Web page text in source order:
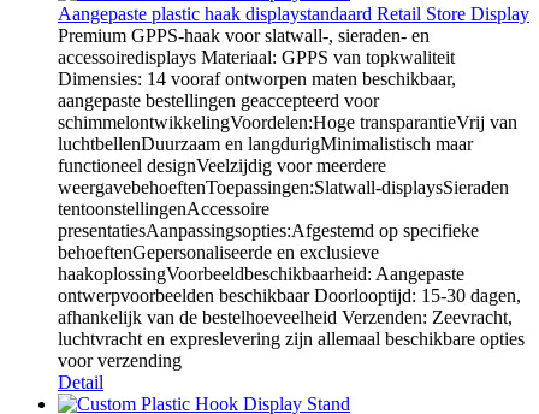
Aangepaste plastic haak displaystandaard Retail Store Display
Premium GPPS-haak voor slatwall-, sieraden- en
accessoiredisplays Materiaal: GPPS van topkwaliteit
Dimensies: 14 vooraf ontworpen maten beschikbaar,
aangepaste bestellingen geaccepteerd voor
schimmelontwikkelingVoordelen:Hoge transparantieVrij van
luchtbellenDuurzaam en langdurigMinimalistisch maar
functioneel designVeelzijdig voor meerdere
weergavebehoeftenToepassingen:Slatwall-displaysSieraden
tentoonstellingenAccessoire
presentatiesAanpassingsopties:Afgestemd op specifieke
behoeftenGepersonaliseerde en exclusieve
haakoplossingVoorbeeldbeschikbaarheid: Aangepaste
ontwerpvoorbeelden beschikbaar Doorlooptijd: 15-30 dagen,
afhankelijk van de bestelhoeveelheid Verzenden: Zeevracht,
luchtvracht en expreslevering zijn allemaal beschikbare opties
voor verzending
Detail